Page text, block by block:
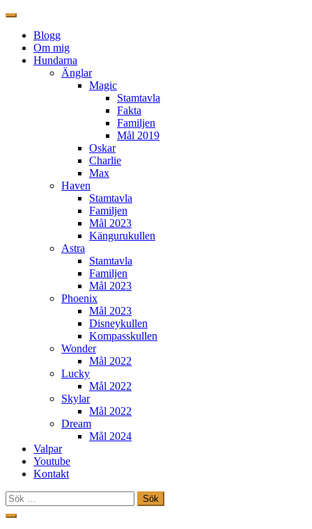
Blogg
Om mig
Hundarna
Änglar
Magic
Stamtavla
Fakta
Familjen
Mål 2019
Oskar
Charlie
Max
Haven
Stamtavla
Familjen
Mål 2023
Kängurukullen
Astra
Stamtavla
Familjen
Mål 2023
Phoenix
Mål 2023
Disneykullen
Kompasskullen
Wonder
Mål 2022
Lucky
Mål 2022
Skylar
Mål 2022
Dream
Mål 2024
Valpar
Youtube
Kontakt
Sök
efter:
Hoppa